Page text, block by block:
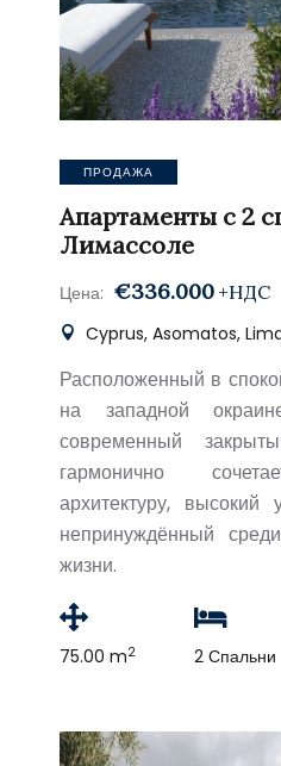
ПРОДАЖА
Апартаменты с 2
Лимассоле
Цена: €336.000 +НДС
Cyprus, Asomatos,
Расположенный в
на западной
современный
гармонично
архитектуру,
непринуждённый
жизни.
75.00 m2 2 Спальни